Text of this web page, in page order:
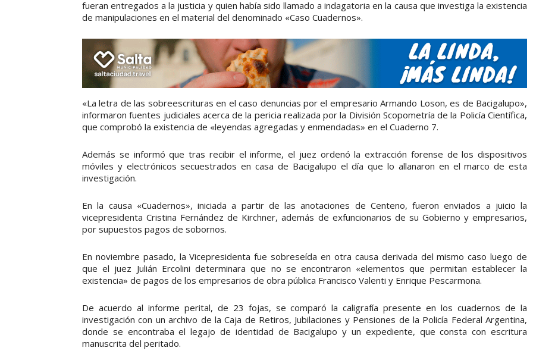
fueran entregados a la justicia y quien había sido llamado a indagatoria en la causa que investiga la existencia
de manipulaciones en el material del denominado «Caso Cuadernos».
«La letra de las sobreescrituras en el caso denuncias por el empresario Armando Loson, es de Bacigalupo»,
informaron fuentes judiciales acerca de la pericia realizada por la División Scopometría de la Policía Científica,
que comprobó la existencia de «leyendas agregadas y enmendadas» en el Cuaderno 7.
Además se informó que tras recibir el informe, el juez ordenó la extracción forense de los dispositivos
móviles y electrónicos secuestrados en casa de Bacigalupo el día que lo allanaron en el marco de esta
investigación.
En la causa «Cuadernos», iniciada a partir de las anotaciones de Centeno, fueron enviados a juicio la
vicepresidenta Cristina Fernández de Kirchner, además de exfuncionarios de su Gobierno y empresarios,
por supuestos pagos de sobornos.
En noviembre pasado, la Vicepresidenta fue sobreseída en otra causa derivada del mismo caso luego de
que el juez Julián Ercolini determinara que no se encontraron «elementos que permitan establecer la
existencia» de pagos de los empresarios de obra pública Francisco Valenti y Enrique Pescarmona.
De acuerdo al informe perital, de 23 fojas, se comparó la caligrafía presente en los cuadernos de la
investigación con un archivo de la Caja de Retiros, Jubilaciones y Pensiones de la Policía Federal Argentina,
donde se encontraba el legajo de identidad de Bacigalupo y un expediente, que consta con escritura
manuscrita del peritado.